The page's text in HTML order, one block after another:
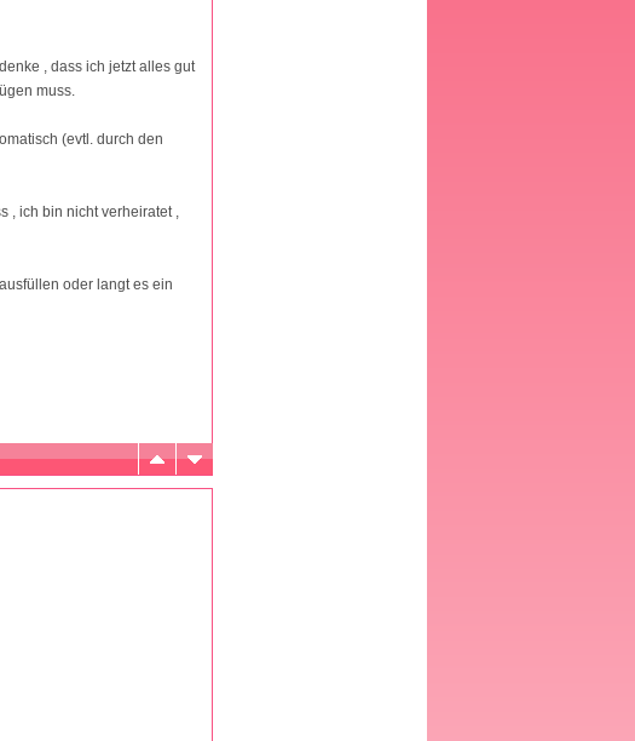
, dass ich jetzt alles gut
muss.
(evtl. durch den
, ich bin nicht verheiratet ,
oder langt es ein